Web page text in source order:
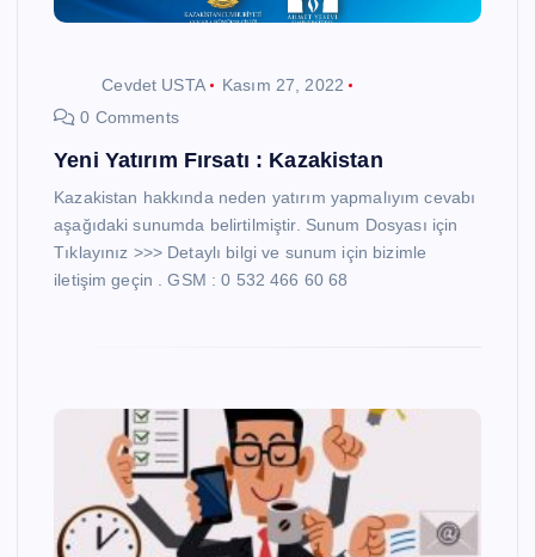
Cevdet USTA
Kasım 27, 2022
0 Comments
Yeni Yatırım Fırsatı : Kazakistan
Kazakistan hakkında neden yatırım yapmalıyım cevabı
aşağıdaki sunumda belirtilmiştir. Sunum Dosyası için
Tıklayınız >>> Detaylı bilgi ve sunum için bizimle
iletişim geçin . GSM : 0 532 466 60 68